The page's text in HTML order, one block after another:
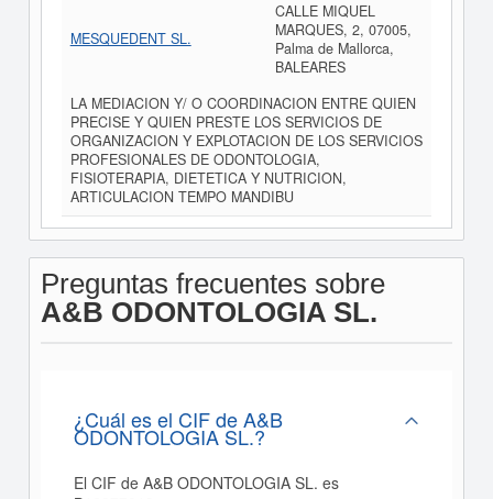
MESQUEDENT SL.
CALLE MIQUEL
MARQUES, 2, 07005,
Palma de Mallorca,
BALEARES
LA MEDIACION Y/ O COORDINACION ENTRE QUIEN
PRECISE Y QUIEN PRESTE LOS SERVICIOS DE
ORGANIZACION Y EXPLOTACION DE LOS SERVICIOS
PROFESIONALES DE ODONTOLOGIA,
FISIOTERAPIA, DIETETICA Y NUTRICION,
ARTICULACION TEMPO MANDIBU
Preguntas frecuentes sobre
A&B ODONTOLOGIA SL.
¿Cuál es el CIF de A&B
ODONTOLOGIA SL.?
El CIF de A&B ODONTOLOGIA SL. es